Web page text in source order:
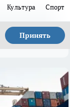
Культура Спорт
Принять